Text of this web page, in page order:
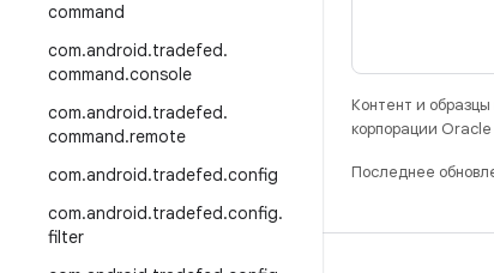
command
com.android.tradefed.
command.console
com.android.tradefed.
command.remote
com.android.tradefed.config
com.android.tradefed.config.
filter
Контент и
корпорации
Последнее